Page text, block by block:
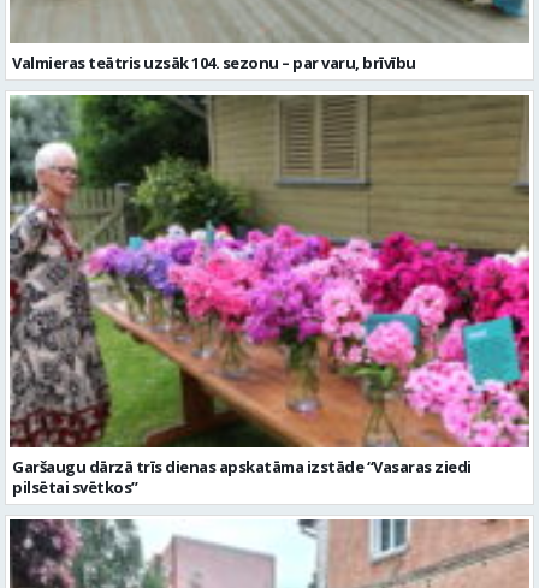
Valmieras teātris uzsāk 104. sezonu – par varu, brīvību
Garšaugu dārzā trīs dienas apskatāma izstāde “Vasaras ziedi
pilsētai svētkos”